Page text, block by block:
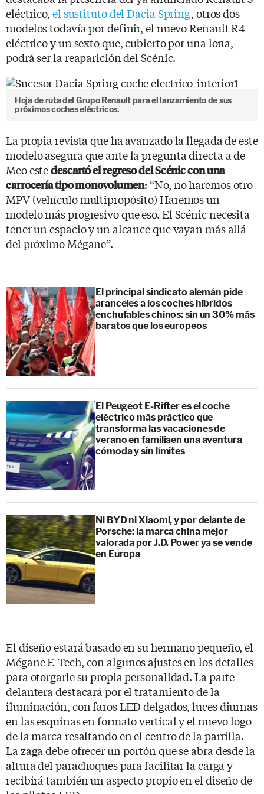
eléctrico,el sustituto del Dacia Spring, otros dos
modelos todavía por definir, el nuevo Renault R4
eléctrico y un sexto que, cubierto por una lona,
podrá ser la reaparición del Scénic.
Hoja de ruta del Grupo Renault para el lanzamiento de sus
próximos coches eléctricos.
La propia revista que ha avanzado la llegada de este
modelo asegura que ante la pregunta directa a de
Meo estedescartó el regreso del Scénic con una
carrocería tipo monovolumen: “No, no haremos otro
MPV (vehículo multipropósito) Haremos un
modelo más progresivo que eso. El Scénic necesita
tener un espacio y un alcance que vayan más allá
del próximo Mégane”.
El principal sindicato alemán pide
aranceles a los coches híbridos
enchufables chinos: sin un 30% más
baratos que los europeos
El Peugeot E-Rifter es el coche
eléctrico más práctico que
transforma las vacaciones de
verano en familiaen una aventura
cómoda y sin límites
Ni BYD ni Xiaomi, y por delante de
Porsche: la marca china mejor
valorada por J.D. Power ya se vende
en Europa
El diseño estará basado en su hermano pequeño, el
Mégane E-Tech, con algunos ajustes en los detalles
para otorgarle su propia personalidad. La parte
delantera destacará por el tratamiento de la
iluminación, con faros LED delgados, luces diurnas
en las esquinas en formato vertical y el nuevo logo
de la marca resaltando en el centro de la parrilla.
La zaga debe ofrecer un portón que se abra desde la
altura del parachoques para facilitar la carga y
recibirá también un aspecto propio en el diseño de